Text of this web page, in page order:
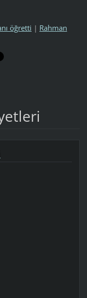
öğretti | Rahman